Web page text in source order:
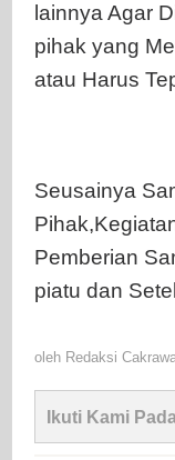
lainnya Agar
pihak yang
atau Harus
Seusainya
Pemberian
piatu dan
oleh Redaksi
Ikuti Kami